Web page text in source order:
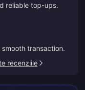
reliable top-ups.
transaction.
recenziile